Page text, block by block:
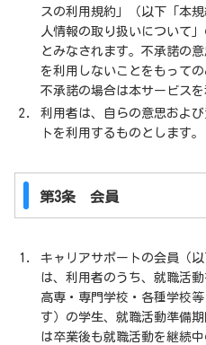
スの利用規約」（以下「本
人情報の取り扱いについて
とみなされます。不承諾の
を利用しないことをもって
不承諾の場合は本サービスを
利用者は、自らの意思およ
トを利用するものとします。
第3条 会員
キャリアサポートの会員（
は、利用者のうち、就職活
高専・専門学校・各種学校
す）の学生、就職活動準備
は卒業後も就職活動を継続